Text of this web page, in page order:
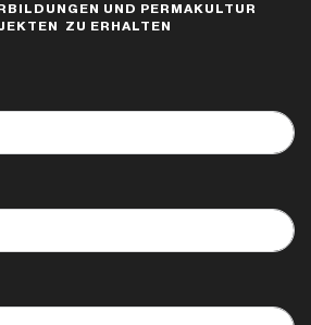
UND PERMAKULTUR
ZU ERHALTEN